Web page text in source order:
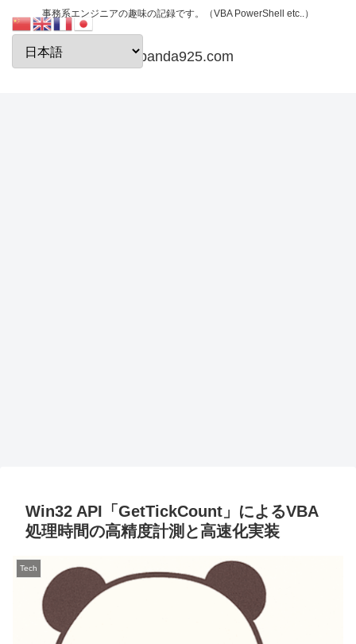
事務系エンジニアの趣味の記録です。（VBA PowerShell etc..）
papanda925.com
Win32 API「GetTickCount」によるVBA
処理時間の高精度計測と高速化実装
Tech